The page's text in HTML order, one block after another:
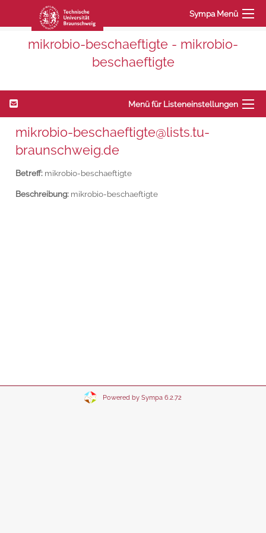
Sympa Menü
mikrobio-beschaeftigte - mikrobio-
beschaeftigte
Menü für Listeneinstellungen
mikrobio-beschaeftigte@lists.tu-
braunschweig.de
Betreff: mikrobio-beschaeftigte
Beschreibung: mikrobio-beschaeftigte
Powered by Sympa 6.2.72